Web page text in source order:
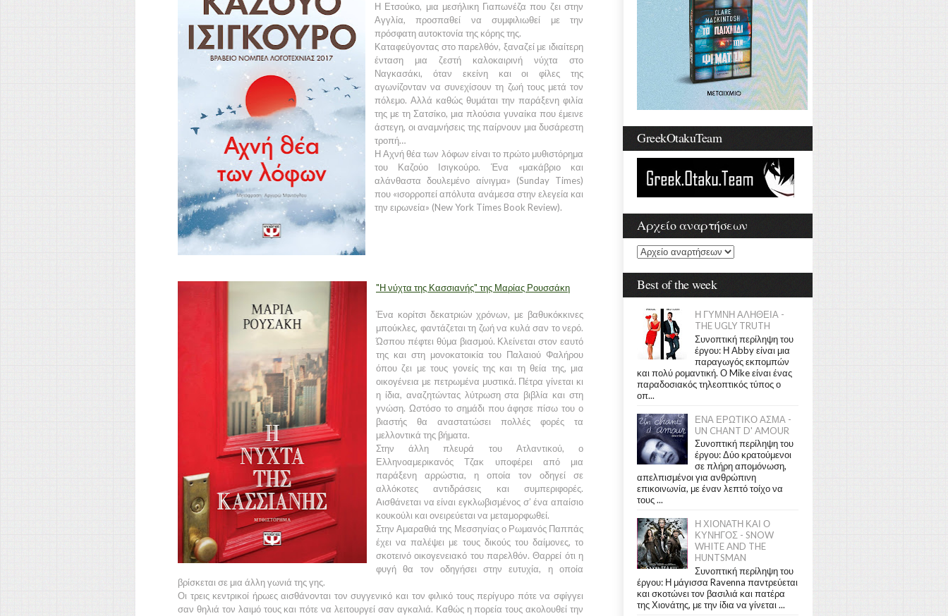
Η Ετσούκο, μια μεσήλικη Γιαπωνέζα που ζει στην
Αγγλία, προσπαθεί να συμφιλιωθεί με την
πρόσφατη αυτοκτονία της κόρης της.
Καταφεύγοντας στο παρελθόν, ξαναζεί με ιδιαίτερη
ένταση μια ζεστή καλοκαιρινή νύχτα στο
Ναγκασάκι, όταν εκείνη και οι φίλες της
αγωνίζονταν να συνεχίσουν τη ζωή τους μετά τον
πόλεμο. Αλλά καθώς θυμάται την παράξενη φιλία
της με τη Σατσίκο, μια πλούσια γυναίκα που έμεινε
άστεγη, οι αναμνήσεις της παίρνουν μια δυσάρεστη
τροπή…
Η Αχνή θέα των λόφων είναι το πρώτο μυθιστόρημα
του Καζούο Ισιγκούρο. Ένα «μακάβριο και
αλάνθαστα δουλεμένο αίνιγμα» (Sunday Times)
που «ισορροπεί απόλυτα ανάμεσα στην ελεγεία και
την ειρωνεία» (New York Times Book Review).
"Η νύχτα της Κασσιανής" της Μαρίας Ρουσσάκη
Ένα κορίτσι δεκατριών χρόνων, με βαθυκόκκινες
μπούκλες, φαντάζεται τη ζωή να κυλά σαν το νερό.
Ώσπου πέφτει θύμα βιασμού. Κλείνεται στον εαυτό
της και στη μονοκατοικία του Παλαιού Φαλήρου
όπου ζει με τους γονείς της και τη θεία της, μια
οικογένεια με πετρωμένα μυστικά. Πέτρα γίνεται κι
η ίδια, αναζητώντας λύτρωση στα βιβλία και στη
γνώση. Ωστόσο το σημάδι που άφησε πίσω του ο
βιαστής θα αναστατώσει πολλές φορές τα
μελλοντικά της βήματα.
Στην άλλη πλευρά του Ατλαντικού, ο
Ελληνοαμερικανός Τζακ υποφέρει από μια
παράξενη αρρώστια, η οποία τον οδηγεί σε
αλλόκοτες αντιδράσεις και συμπεριφορές.
Αισθάνεται να είναι εγκλωβισμένος σ’ ένα απαίσιο
κουκούλι και ονειρεύεται να μεταμορφωθεί.
Στην Αμαραθιά της Μεσσηνίας ο Ρωμανός Παππάς
έχει να παλέψει με τους δικούς του δαίμονες, το
σκοτεινό οικογενειακό του παρελθόν. Θαρρεί ότι η
φυγή θα τον οδηγήσει στην ευτυχία, η οποία
βρίσκεται σε μια άλλη γωνιά της γης.
Οι τρεις κεντρικοί ήρωες αισθάνονται τον συγγενικό και τον φιλικό τους περίγυρο πότε να σφίγγει
σαν θηλιά τον λαιμό τους και πότε να λειτουργεί σαν αγκαλιά. Καθώς η πορεία τους ακολουθεί την
GreekOtakuTeam
Αρχείο αναρτήσεων
Best of the week
Η ΓΥΜΝΗ ΑΛΗΘΕΙΑ -
THE UGLY TRUTH
Συνοπτική περίληψη του
έργου: Η Abby είναι μια
παραγωγός εκπομπών
και πολύ ρομαντική. Ο Mike είναι ένας
παραδοσιακός τηλεοπτικός τύπος ο
οπ...
ΕΝΑ ΕΡΩΤΙΚΟ ΑΣΜΑ -
UN CHANT D' AMOUR
Συνοπτική περίληψη του
έργου: Δύο κρατούμενοι
σε πλήρη απομόνωση,
απελπισμένοι για ανθρώπινη
επικοινωνία, με έναν λεπτό τοίχο να
τους ...
Η ΧΙΟΝΑΤΗ ΚΑΙ Ο
ΚΥΝΗΓΟΣ - SNOW
WHITE AND THE
HUNTSMAN
Συνοπτική περίληψη του
έργου: Η μάγισσα Ravenna παντρεύεται
και σκοτώνει τον βασιλιά και πατέρα
της Χιονάτης, με την ίδια να γίνεται ...